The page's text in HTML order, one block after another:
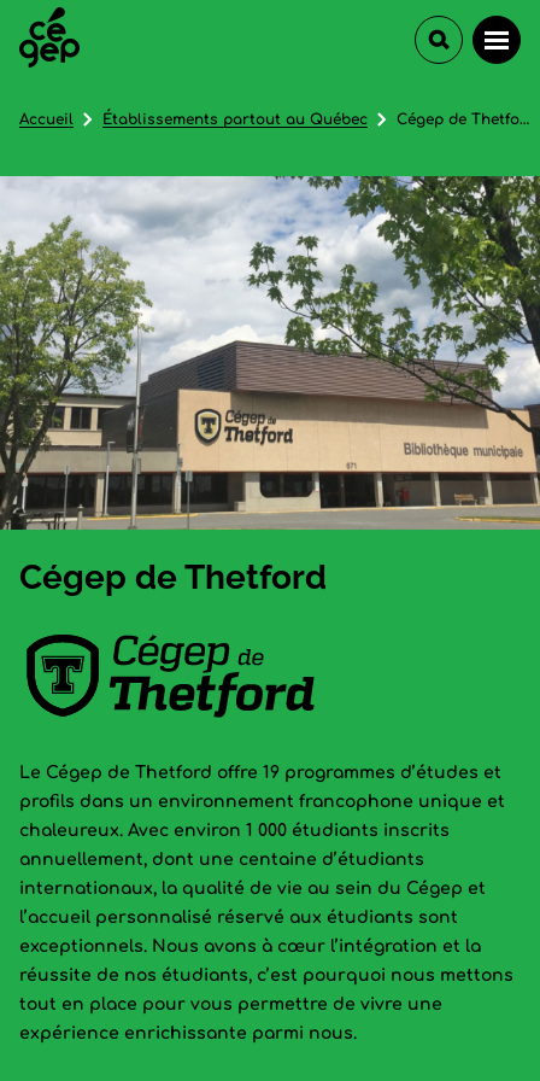
Cégep de Thetford
Le Cégep de Thetford offre 19 programmes d’études et
profils dans un environnement francophone unique et
chaleureux. Avec environ 1 000 étudiants inscrits
annuellement, dont une centaine d’étudiants
internationaux, la qualité de vie au sein du Cégep et
l’accueil personnalisé réservé aux étudiants sont
exceptionnels. Nous avons à cœur l’intégration et la
réussite de nos étudiants, c’est pourquoi nous mettons
tout en place pour vous permettre de vivre une
expérience enrichissante parmi nous.
Accueil Établissements partout au Québec Cégep de Thetford